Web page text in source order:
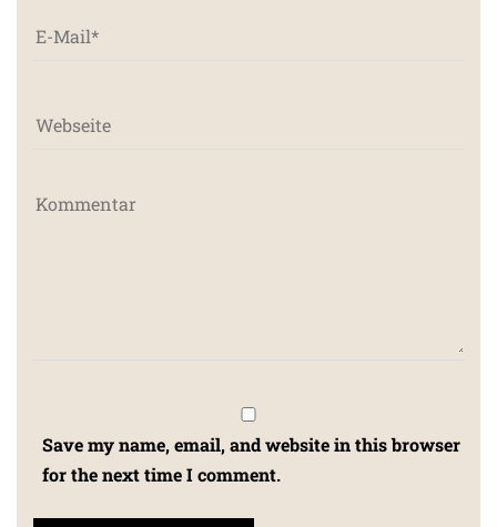
Save my name, email, and website in this browser
for the next time I comment.